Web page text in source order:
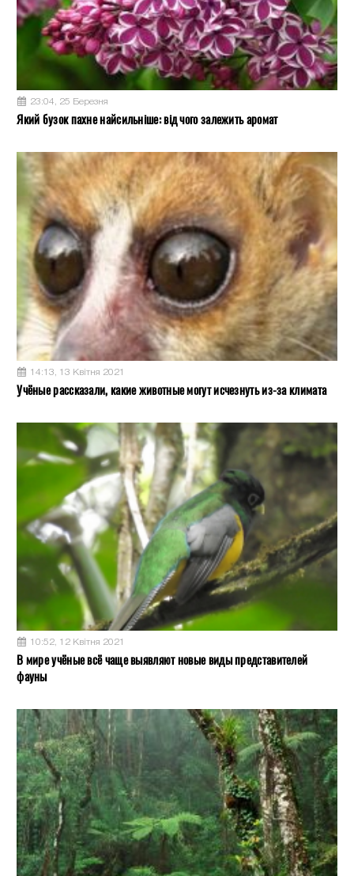
23:04, 25 Березня
Який бузок пахне найсильніше: від чого залежить аромат
14:13, 13 Квітня 2021
Учёные рассказали, какие животные могут исчезнуть из-за климата
10:52, 12 Квітня 2021
В мире учёные всё чаще выявляют новые виды представителей
фауны